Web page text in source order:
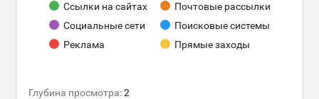
Ссылки на сайтах
Почтовые рассылки
Социальные сети
Поисковые системы
Реклама
Прямые заходы
Глубина просмотра:2